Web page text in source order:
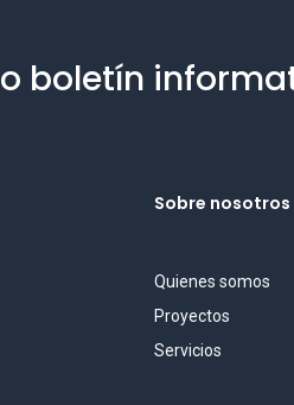
boletín
Sobre nosotros
Quienes somos
Proyectos
Servicios